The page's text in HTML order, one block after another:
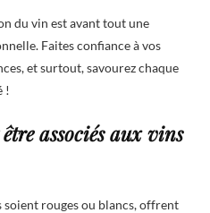
du vin est avant tout une
Faites confiance à vos
et surtout, savourez chaque
!
associés aux vins
soient rouges ou blancs, offrent